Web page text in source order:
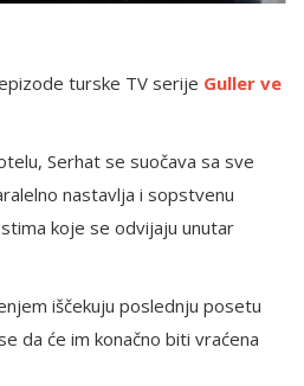
turske TV serije Guller ve
Serhat se suočava sa sve
nastavlja i sopstvenu
koje se odvijaju unutar
iščekuju poslednju posetu
da će im konačno biti vraćena